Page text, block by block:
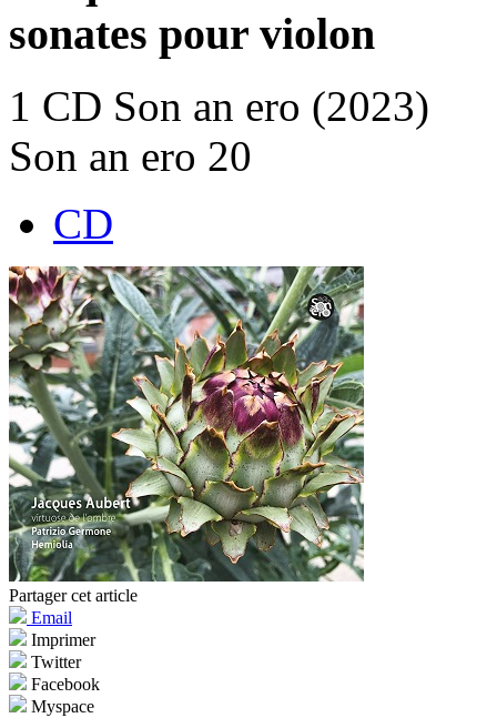
sonates pour violon
1 CD Son an ero (2023)
Son an ero 20
CD
Partager cet article
Email
Imprimer
Twitter
Facebook
Myspace